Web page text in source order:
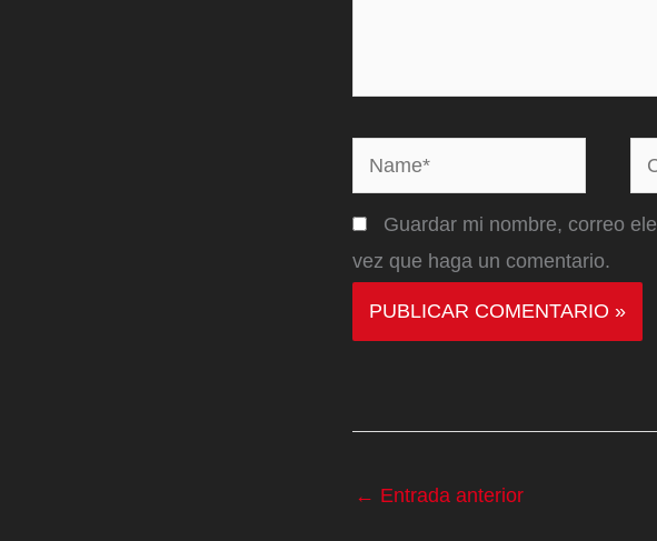
Name*
Guardar mi nombre, correo
vez que haga un comentario.
← Entrada anterior